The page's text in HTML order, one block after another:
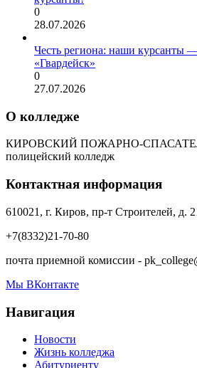
0
28.07.2026
Честь региона: наши курсанты
«Гвардейск»
0
27.07.2026
О колледже
КИРОВСКИЙ ПОЖАРНО-
полицейский колледж
Контактная информация
610021, г. Киров, пр-т Строителей, д.
+7(8332)21-70-80
почта приемной комиссии -
Мы ВКонтакте
Навигация
Новости
Жизнь колледжа
Абитуриенту